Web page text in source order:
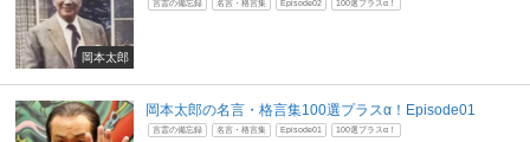
岡本太郎
言霊の備忘録 名言・格言集 Episode02 100選プラスα！
岡本太郎の名言・格言集100選プラスα！Episode01
言霊の備忘録 名言・格言集 Episode01 100選プラスα！